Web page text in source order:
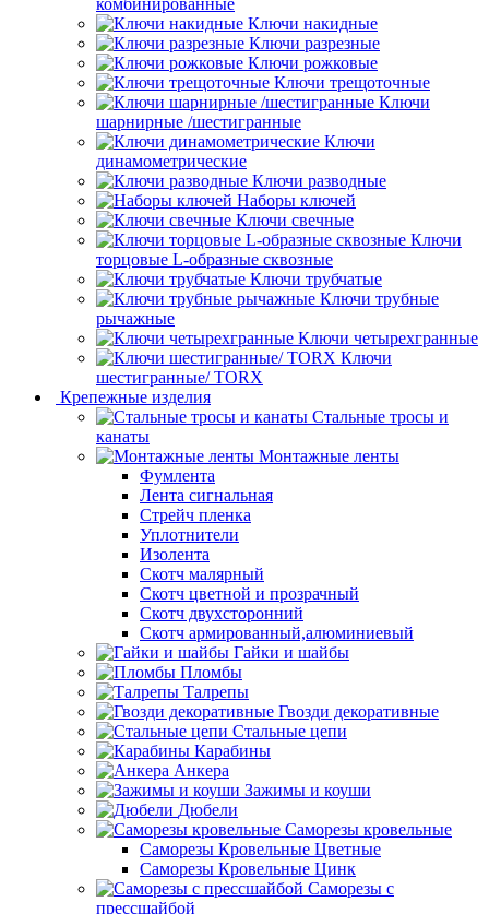
комбинированные
Ключи накидные
Ключи разрезные
Ключи рожковые
Ключи трещоточные
Ключи
шарнирные /шестигранные
Ключи
динамометрические
Ключи разводные
Наборы ключей
Ключи свечные
Ключи
торцовые L-образные сквозные
Ключи трубчатые
Ключи трубные
рычажные
Ключи четырехгранные
Ключи
шестигранные/ TORX
Крепежные изделия
Стальные тросы и
канаты
Монтажные ленты
Фумлента
Лента сигнальная
Стрейч пленка
Уплотнители
Изолента
Скотч малярный
Скотч цветной и прозрачный
Скотч двухсторонний
Скотч армированный,алюминиевый
Гайки и шайбы
Пломбы
Талрепы
Гвозди декоративные
Стальные цепи
Карабины
Анкера
Зажимы и коуши
Дюбели
Саморезы кровельные
Саморезы Кровельные Цветные
Саморезы Кровельные Цинк
Саморезы с
прессшайбой